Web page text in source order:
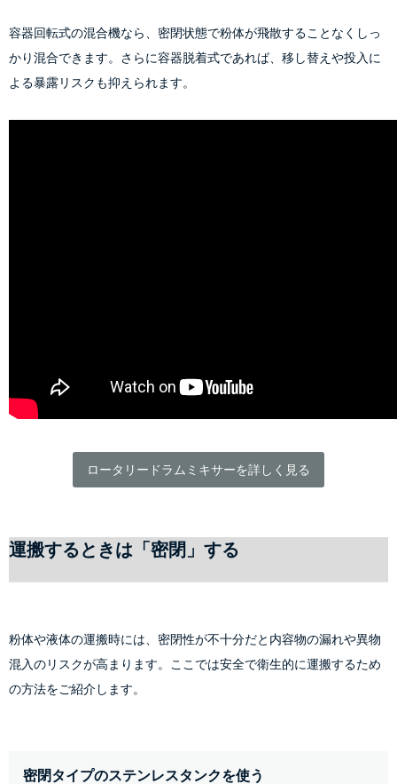
容器回転式の混合機なら、密閉状態で粉体が飛散することなくしっ
かり混合できます。さらに容器脱着式であれば、移し替えや投入に
よる暴露リスクも抑えられます。
ロータリードラムミキサーを詳しく見る
運搬するときは「密閉」する
粉体や液体の運搬時には、密閉性が不十分だと内容物の漏れや異物
混入のリスクが高まります。ここでは安全で衛生的に運搬するため
の方法をご紹介します。
密閉タイプのステンレスタンクを使う